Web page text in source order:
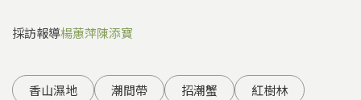
採訪報導楊蕙萍陳添寶
香山濕地 潮間帶 招潮蟹
紅樹林